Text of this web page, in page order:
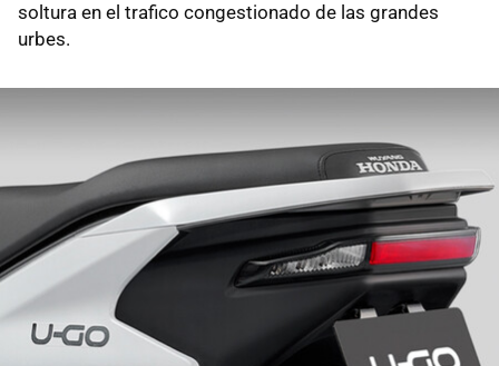
soltura en el trafico congestionado de las grandes
urbes.